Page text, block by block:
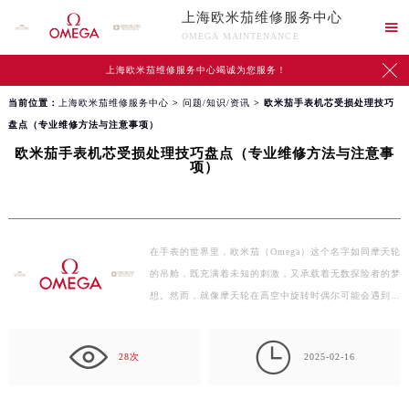
上海欧米茄维修服务中心
OMEGA MAINTENANCE

上海欧米茄维修服务中心竭诚为您服务！ 
当前位置： 上海欧米茄维修服务中心 > 问题/知识/资讯 > 欧米茄手表机芯受损处理技巧
盘点（专业维修方法与注意事项）
欧米茄手表机芯受损处理技巧盘点（专业维修方法与注意事
项）
在手表的世界里，欧米茄（Omega）这个名字如同摩天轮
的吊舱，既充满着未知的刺激，又承载着无数探险者的梦
想。然而，就像摩天轮在高空中旋转时偶尔可能会遇到的
28次  2025-02-16